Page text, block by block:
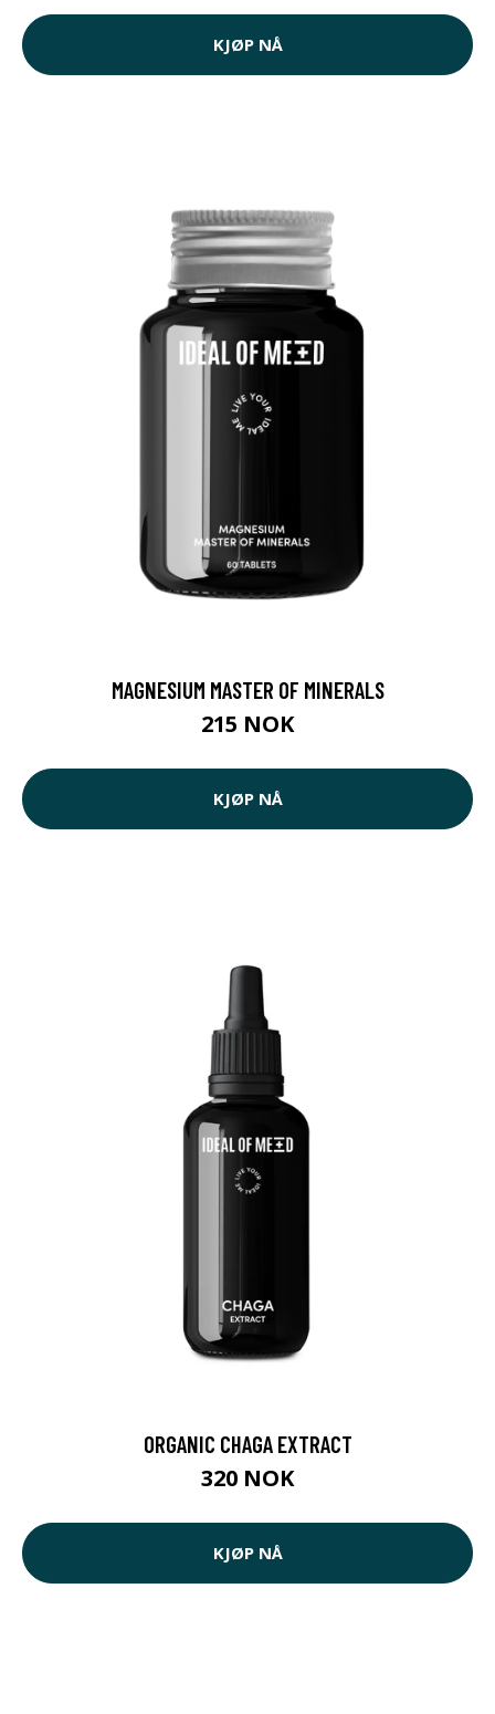
KJØP NÅ
MAGNESIUM MASTER OF MINERALS
215 NOK
KJØP NÅ
ORGANIC CHAGA EXTRACT
320 NOK
KJØP NÅ